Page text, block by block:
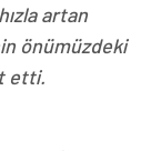
artan
önümüzdeki
etti.